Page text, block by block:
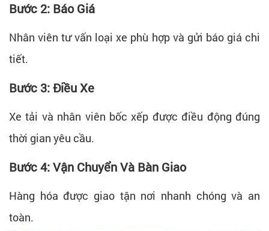
Bước 2: Báo Giá
Nhân viên tư vấn loại xe phù hợp và gửi báo giá chi
tiết.
Bước 3: Điều Xe
Xe tải và nhân viên bốc xếp được điều động đúng
thời gian yêu cầu.
Bước 4: Vận Chuyển Và Bàn Giao
Hàng hóa được giao tận nơi nhanh chóng và an
toàn.